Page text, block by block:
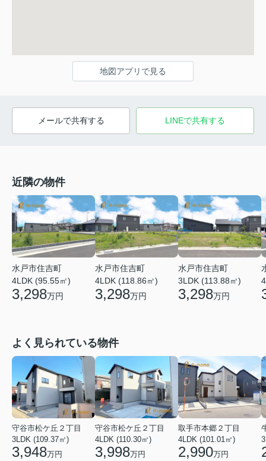
地図アプリで見る
メールで共有する LINEで共有する
近隣の物件
水戸市住吉町
4LDK (95.55㎡)
3,298万円
水戸市住吉町
4LDK (118.86㎡)
3,298万円
水戸市住吉町
3LDK (113.88㎡)
3,298万円
よく見られている物件
守谷市松ケ丘２丁目
3LDK (109.37㎡)
3,948万円
守谷市松ケ丘２丁目
4LDK (110.30㎡)
3,998万円
取手市本郷２丁目
4LDK (101.01㎡)
2,990万円